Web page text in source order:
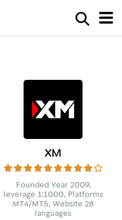
XM
Founded Year 2009,
leverage 1:1000, Platforms
MT4/MT5, Website 28
languages